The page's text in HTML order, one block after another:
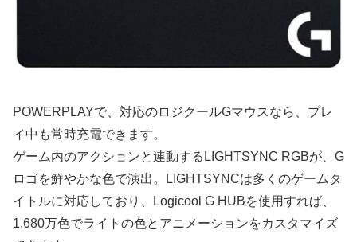
POWERPLAYで、対応のロジクールGマウスなら、プレ
イ中も常時充電できます。
ゲーム内のアクションと連動するLIGHTSYNC RGBが、G
ロゴを鮮やかな色で演出。LIGHTSYNCは多くのゲームタ
イトルに対応しており、Logicool G HUBを使用すれば、
1,680万色でライトの色とアニメーションをカスタマイズ